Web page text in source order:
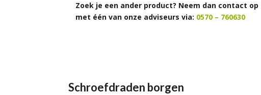
Zoek je een ander product? Neem dan contact op
met één van onze adviseurs via: 0570 – 760630
Schroefdraden borgen